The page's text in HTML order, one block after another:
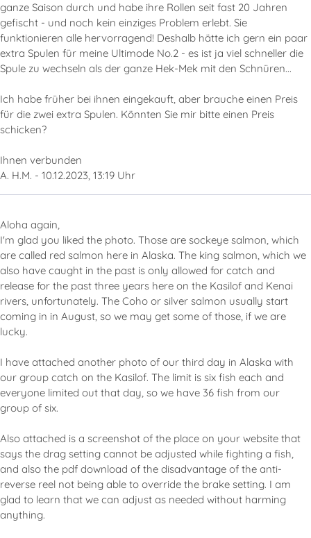
ganze Saison durch und habe ihre Rollen seit fast 20 Jahren
gefischt - und noch kein einziges Problem erlebt. Sie
funktionieren alle hervorragend! Deshalb hätte ich gern ein paar
extra Spulen für meine Ultimode No.2 - es ist ja viel schneller die
Spule zu wechseln als der ganze Hek-Mek mit den Schnüren...
Ich habe früher bei ihnen eingekauft, aber brauche einen Preis
für die zwei extra Spulen. Könnten Sie mir bitte einen Preis
schicken?
Ihnen verbunden
A. H.M. - 10.12.2023, 13:19 Uhr
Aloha again,
I'm glad you liked the photo. Those are sockeye salmon, which
are called red salmon here in Alaska. The king salmon, which we
also have caught in the past is only allowed for catch and
release for the past three years here on the Kasilof and Kenai
rivers, unfortunately. The Coho or silver salmon usually start
coming in in August, so we may get some of those, if we are
lucky.
I have attached another photo of our third day in Alaska with
our group catch on the Kasilof. The limit is six fish each and
everyone limited out that day, so we have 36 fish from our
group of six.
Also attached is a screenshot of the place on your website that
says the drag setting cannot be adjusted while fighting a fish,
and also the pdf download of the disadvantage of the anti-
reverse reel not being able to override the brake setting. I am
glad to learn that we can adjust as needed without harming
anything.